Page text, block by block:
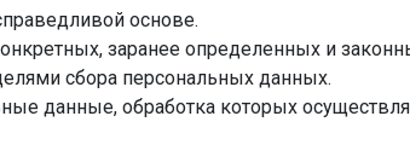
основе.
заранее определенных и
сбора персональных данных.
данные, обработка которых